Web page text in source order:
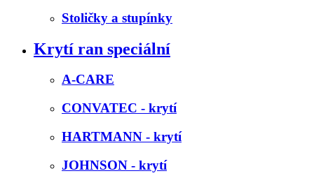
Stoličky a stupínky
Krytí ran speciální
A-CARE
CONVATEC - krytí
HARTMANN - krytí
JOHNSON - krytí